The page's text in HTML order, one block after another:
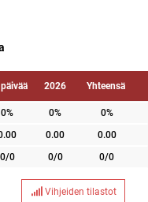
2026 Yhteensä
0% 0%
0%
0.00
0.00
0/0 0/0 0/0
Vihjeiden tilastot